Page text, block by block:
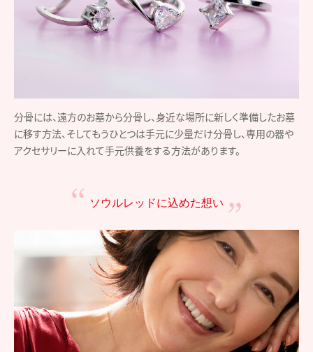
分骨には、遠方のお墓から分骨し、身近な場所に新しく準備したお墓
に移す方法、そしてもうひとつは手元に少量だけ分骨し、専用の器や
アクセサリーに入れて手元供養をする方法があります。
ソウルレッドに込めた想い